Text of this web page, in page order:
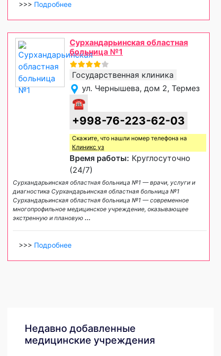
>>> Подробнее
Сурхандарьинская областная
больница №1
Государственная клиника
ул. Чернышева, дом 2, Термез
☎
+998-76-223-62-03
Скажите, что нашли номер телефона на
Клиникс уз
Время работы: Круглосуточно
(24/7)
Сурхандарьинская областная больница №1 — врачи, услуги и
диагностика Сурхандарьинская областная больница №1
Сурхандарьинская областная больница №1 — современное
многопрофильное медицинское учреждение, оказывающее
экстренную и плановую ...
>>> Подробнее
Недавно добавленные
медицинские учреждения